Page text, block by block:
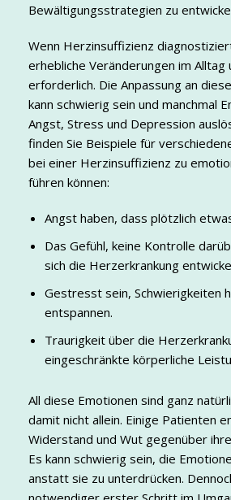
Bewältigungsstrategien zu
Wenn Herzinsuffizienz
erhebliche Veränderungen im Alltag
erforderlich. Die Anpassung an
kann schwierig sein und manchmal
Angst, Stress und Depression
finden Sie Beispiele für
bei einer Herzinsuffizienz zu
führen können:
Angst haben, dass plötzlich
Das Gefühl, keine Kontrolle
sich die Herzerkrankung
Gestresst sein, Schwierigkeiten
entspannen.
Traurigkeit über die
eingeschränkte körperliche
All diese Emotionen sind ganz
damit nicht allein. Einige Patienten
Widerstand und Wut gegenüber
Es kann schwierig sein, die
anstatt sie zu unterdrücken.